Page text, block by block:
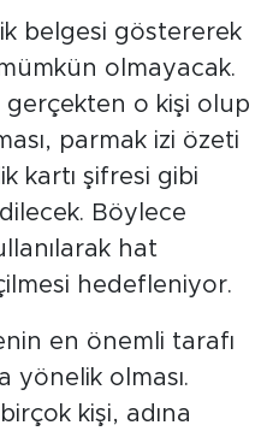
belgesi göstererek
olmayacak.
gerçekten o kişi olup
parmak izi özeti
kartı şifresi gibi
Böylece
hat
hedefleniyor.
en önemli tarafı
yönelik olması.
kişi, adına